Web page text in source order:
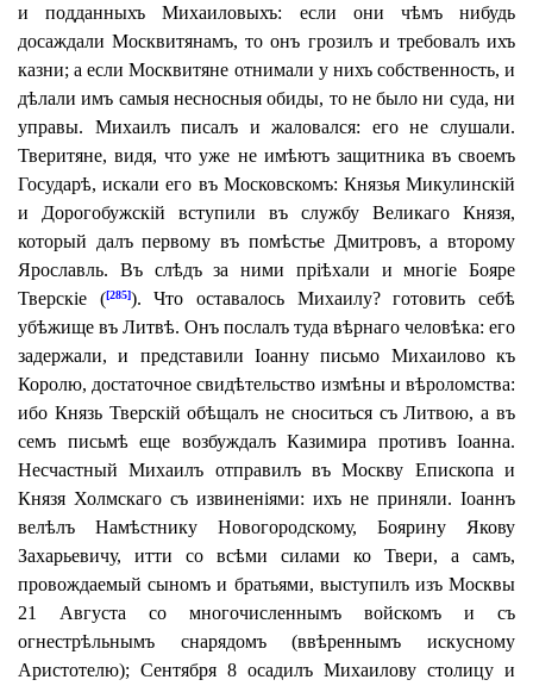
и подданныхъ Михаиловыхъ: если они чѣмъ нибудь
досаждали Москвитянамъ, то онъ грозилъ и требовалъ ихъ
казни; а если Москвитяне отнимали у нихъ собственность, и
дѣлали имъ самыя несносныя обиды, то не было ни суда, ни
управы. Михаилъ писалъ и жаловался: его не слушали.
Тверитяне, видя, что уже не имѣютъ защитника въ своемъ
Государѣ, искали его въ Московскомъ: Князья Микулинскій
и Дорогобужскій вступили въ службу Великаго Князя,
который далъ первому въ помѣстье Дмитровъ, а второму
Ярославль. Въ слѣдъ за ними пріѣхали и многіе Бояре
Тверскіе ([285]). Что оставалось Михаилу? готовить себѣ
убѣжище въ Литвѣ. Онъ послалъ туда вѣрнаго человѣка: его
задержали, и представили Іоанну письмо Михаилово къ
Королю, достаточное свидѣтельство измѣны и вѣроломства:
ибо Князь Тверскій обѣщалъ не сноситься съ Литвою, а въ
семъ письмѣ еще возбуждалъ Казимира противъ Іоанна.
Несчастный Михаилъ отправилъ въ Москву Епископа и
Князя Холмскаго съ извиненіями: ихъ не приняли. Іоаннъ
велѣлъ Намѣстнику Новогородскому, Боярину Якову
Захарьевичу, итти со всѣми силами ко Твери, а самъ,
провождаемый сыномъ и братьями, выступилъ изъ Москвы
21 Августа со многочисленнымъ войскомъ и съ
огнестрѣльнымъ снарядомъ (ввѣреннымъ искусному
Аристотелю); Сентября 8 осадилъ Михаилову столицу и